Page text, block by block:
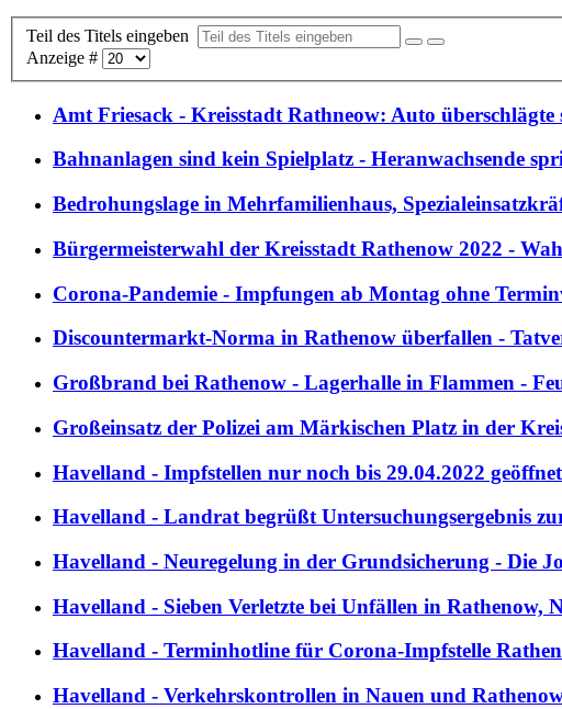
Teil des Titels eingeben
Anzeige #
Amt Friesack - Kreisstadt Rathneow: Auto überschlägte
Bahnanlagen sind kein Spielplatz - Heranwachsende
Bedrohungslage in Mehrfamilienhaus,
Bürgermeisterwahl der Kreisstadt Rathenow 2022 -
Corona-Pandemie - Impfungen ab Montag ohne
Discountermarkt-Norma in Rathenow überfallen -
Großbrand bei Rathenow - Lagerhalle in Flammen -
Großeinsatz der Polizei am Märkischen Platz in der
Havelland - Impfstellen nur noch bis 29.04.2022
Havelland - Landrat begrüßt Untersuchungsergebnis
Havelland - Neuregelung in der Grundsicherung - Die
Havelland - Sieben Verletzte bei Unfällen in Rathenow,
Havelland - Terminhotline für Corona-Impfstelle
Havelland - Verkehrskontrollen in Nauen und